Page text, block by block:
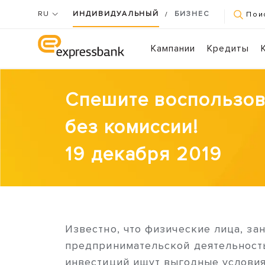
RU ИНДИВИДУАЛЬНЫЙ / БИЗНЕС
Кампании Кредиты
Спешите
без комиссии!
19 декабря 2019
Известно, что физические лица,
предпринимательской
инвестиций ищут выгодные